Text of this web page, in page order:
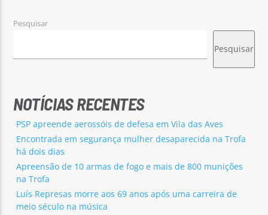
Pesquisar
Pesquisar
NOTÍCIAS RECENTES
PSP apreende aerossóis de defesa em Vila das Aves
Encontrada em segurança mulher desaparecida na Trofa
há dois dias
Apreensão de 10 armas de fogo e mais de 800 munições
na Trofa
Luís Represas morre aos 69 anos após uma carreira de
meio século na música